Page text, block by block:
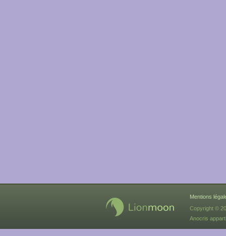
Mentions
Copyright ©
Anocris